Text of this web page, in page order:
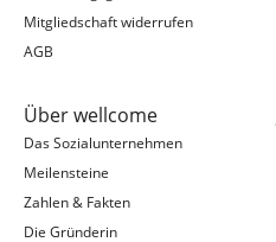
Mitgliedschaft widerrufen
AGB
Über wellcome
Das Sozialunternehmen
Meilensteine
Zahlen & Fakten
Die Gründerin